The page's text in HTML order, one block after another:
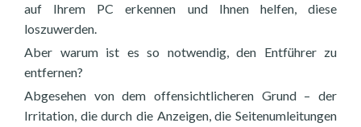
auf Ihrem PC erkennen und Ihnen helfen, diese
loszuwerden.
Aber warum ist es so notwendig, den Entführer zu
entfernen?
Abgesehen von dem offensichtlicheren Grund – der
Irritation, die durch die Anzeigen, die Seitenumleitungen